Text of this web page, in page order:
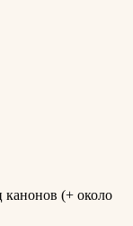
(+ около